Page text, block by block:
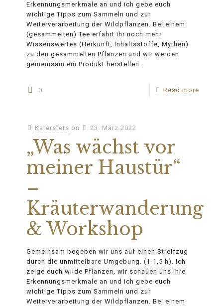
Erkennungsmerkmale an und ich gebe euch
wichtige Tipps zum Sammeln und zur
Weiterverarbeitung der Wildpflanzen. Bei einem
(gesammelten) Tee erfahrt ihr noch mehr
Wissenswertes (Herkunft, Inhaltsstoffe, Mythen)
zu den gesammelten Pflanzen und wir werden
gemeinsam ein Produkt herstellen.
0 Read more
Katerstets on 23. März 2022
„Was wächst vor
meiner Haustür“
–
Kräuterwanderung
& Workshop
Gemeinsam begeben wir uns auf einen Streifzug
durch die unmittelbare Umgebung. (1-1,5 h). Ich
zeige euch wilde Pflanzen, wir schauen uns ihre
Erkennungsmerkmale an und ich gebe euch
wichtige Tipps zum Sammeln und zur
Weiterverarbeitung der Wildpflanzen. Bei einem